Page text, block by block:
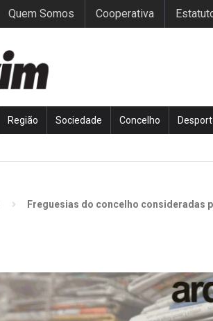
Quem Somos Cooperativa
Região Sociedade Concelho
Freguesias do concelho consideradas